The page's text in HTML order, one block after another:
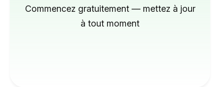
Commencez gratuitement — mettez à jour
à tout moment